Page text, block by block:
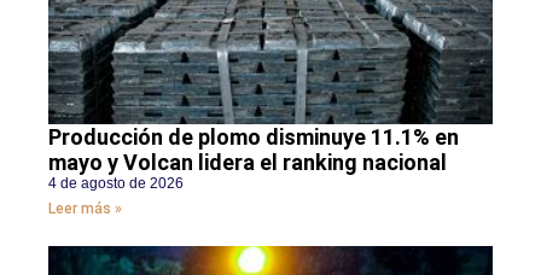
Producción de plomo disminuye 11.1% en
mayo y Volcan lidera el ranking nacional
4 de agosto de 2026
Leer más »